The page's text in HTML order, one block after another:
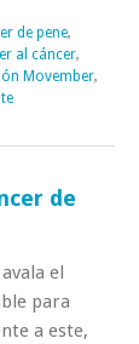
de pene,
al cáncer,
Movember,
de
el
para
a este,